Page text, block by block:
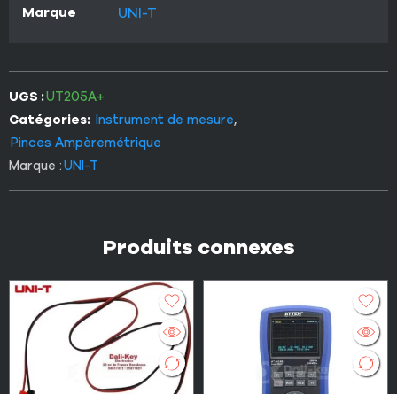
Marque
UNI-T
UGS :UT205A+
Catégories: Instrument de mesure,
Pinces Ampèremétrique
Marque :UNI-T
Produits connexes